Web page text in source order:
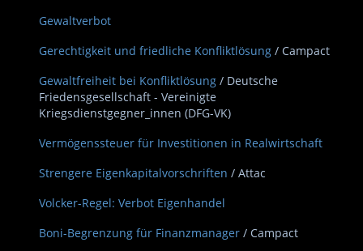
Gewaltverbot
Gerechtigkeit und friedliche Konfliktlösung / Campact
Gewaltfreiheit bei Konfliktlösung / Deutsche
Friedensgesellschaft - Vereinigte
Kriegsdienstgegner_innen (DFG-VK)
Vermögenssteuer für Investitionen in Realwirtschaft
Strengere Eigenkapitalvorschriften / Attac
Volcker-Regel: Verbot Eigenhandel
Boni-Begrenzung für Finanzmanager / Campact